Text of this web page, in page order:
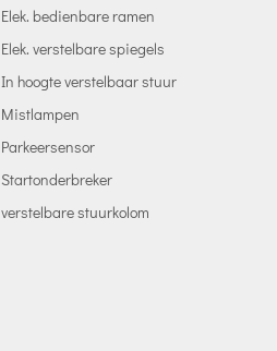
Elek. bedienbare ramen
Elek. verstelbare spiegels
In hoogte verstelbaar stuur
Mistlampen
Parkeersensor
Startonderbreker
verstelbare stuurkolom